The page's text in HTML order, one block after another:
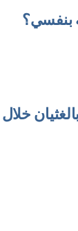
بنفسي؟